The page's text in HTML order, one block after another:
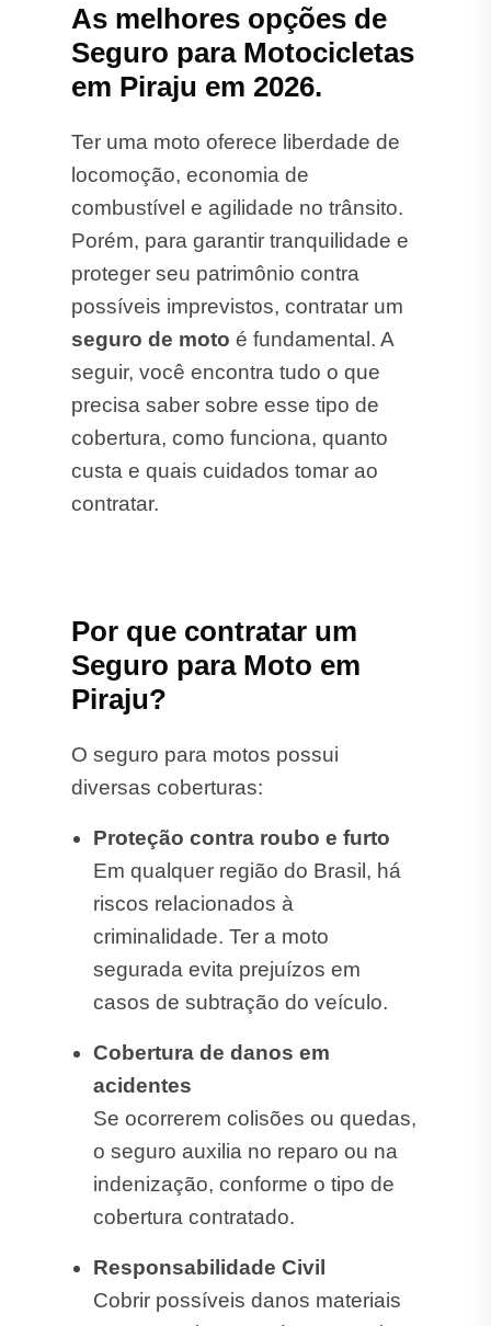
As melhores opções de
Seguro para Motocicletas
em Piraju em 2026.
Ter uma moto oferece liberdade de
locomoção, economia de
combustível e agilidade no trânsito.
Porém, para garantir tranquilidade e
proteger seu patrimônio contra
possíveis imprevistos, contratar um
seguro de moto é fundamental. A
seguir, você encontra tudo o que
precisa saber sobre esse tipo de
cobertura, como funciona, quanto
custa e quais cuidados tomar ao
contratar.
Por que contratar um
Seguro para Moto em
Piraju?
O seguro para motos possui
diversas coberturas:
Proteção contra roubo e furto
Em qualquer região do Brasil, há
riscos relacionados à
criminalidade. Ter a moto
segurada evita prejuízos em
casos de subtração do veículo.
Cobertura de danos em
acidentes
Se ocorrerem colisões ou quedas,
o seguro auxilia no reparo ou na
indenização, conforme o tipo de
cobertura contratado.
Responsabilidade Civil
Cobrir possíveis danos materiais